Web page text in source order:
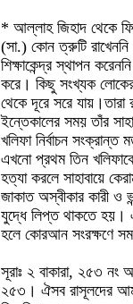
* আল্লাহ জিহাদ থেকে
(সা.) কোন ত্রুটি রাখেননি।
শিক্ষাকেন্দ্র স্থাপন
করে। কিছু সংখ্যক
থেকে দূরে সরে
ইন্তেকালের সময় তাঁর
খলিফা নির্বাচন
এখনো প্রথম তিন
হত্যা করলে সাহাবায়ে
জাকাত অস্বীকার কারী ও
যুদ্ধে লিপ্ত থাকতে হয়।
হলে কোরআন সংরক্ষণে
সূরাঃ ২ বাকারা, ২৫৩ নং
২৫৩। ঐসব রাসূলদের